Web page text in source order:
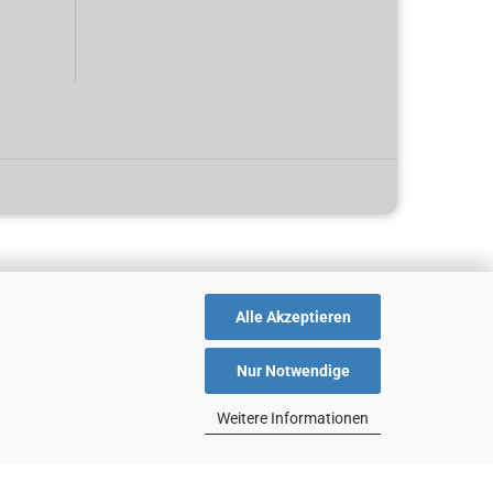
Alle Akzeptieren
Nur Notwendige
Weitere Informationen